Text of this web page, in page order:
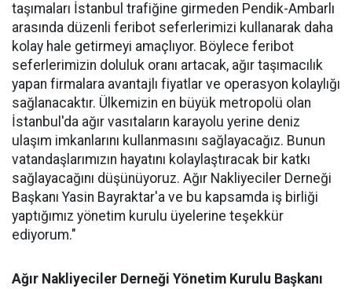
taşımaları İstanbul trafiğine girmeden Pendik-Ambarlı
arasında düzenli feribot seferlerimizi kullanarak daha
kolay hale getirmeyi amaçlıyor. Böylece feribot
seferlerimizin doluluk oranı artacak, ağır taşımacılık
yapan firmalara avantajlı fiyatlar ve operasyon kolaylığı
sağlanacaktır. Ülkemizin en büyük metropolü olan
İstanbul'da ağır vasıtaların karayolu yerine deniz
ulaşım imkanlarını kullanmasını sağlayacağız. Bunun
vatandaşlarımızın hayatını kolaylaştıracak bir katkı
sağlayacağını düşünüyoruz. Ağır Nakliyeciler Derneği
Başkanı Yasin Bayraktar'a ve bu kapsamda iş birliği
yaptığımız yönetim kurulu üyelerine teşekkür
ediyorum."
Ağır Nakliyeciler Derneği Yönetim Kurulu Başkanı